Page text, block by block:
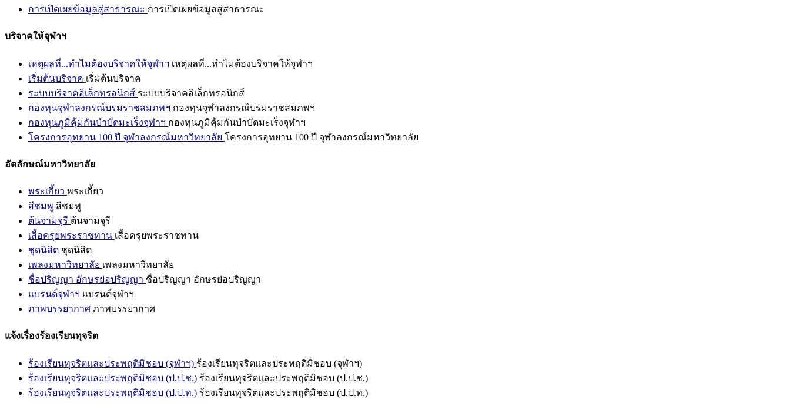
การเปิดเผยข้อมูลสู่สาธารณะ การเปิดเผยข้อมูลสู่สาธารณะ
บริจาคให้จุฬาฯ
เหตุผลที่...ทำไมต้องบริจาคให้จุฬาฯ เหตุผลที่...ทำไมต้องบริจาคให้จุฬาฯ
เริ่มต้นบริจาค เริ่มต้นบริจาค
ระบบบริจาคอิเล็กทรอนิกส์ ระบบบริจาคอิเล็กทรอนิกส์
กองทุนจุฬาลงกรณ์บรมราชสมภพฯ กองทุนจุฬาลงกรณ์บรมราชสมภพฯ
กองทุนภูมิคุ้มกันบำบัดมะเร็งจุฬาฯ กองทุนภูมิคุ้มกันบำบัดมะเร็งจุฬาฯ
โครงการอุทยาน 100 ปี จุฬาลงกรณ์มหาวิทยาลัย โครงการอุทยาน 100 ปี จุฬาลงกรณ์มหาวิทยาลัย
อัตลักษณ์มหาวิทยาลัย
พระเกี้ยว พระเกี้ยว
สีชมพู สีชมพู
ต้นจามจุรี ต้นจามจุรี
เสื้อครุยพระราชทาน เสื้อครุยพระราชทาน
ชุดนิสิต ชุดนิสิต
เพลงมหาวิทยาลัย เพลงมหาวิทยาลัย
ชื่อปริญญา อักษรย่อปริญญา ชื่อปริญญา อักษรย่อปริญญา
แบรนด์จุฬาฯ แบรนด์จุฬาฯ
ภาพบรรยากาศ ภาพบรรยากาศ
แจ้งเรื่องร้องเรียนทุจริต
ร้องเรียนทุจริตและประพฤติมิชอบ (จุฬาฯ) ร้องเรียนทุจริตและประพฤติมิชอบ (จุฬาฯ)
ร้องเรียนทุจริตและประพฤติมิชอบ (ป.ป.ช.) ร้องเรียนทุจริตและประพฤติมิชอบ (ป.ป.ช.)
ร้องเรียนทุจริตและประพฤติมิชอบ (ป.ป.ท.) ร้องเรียนทุจริตและประพฤติมิชอบ (ป.ป.ท.)